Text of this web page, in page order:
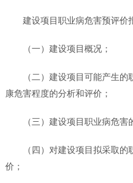
建设项目职业病危害预评价
（一）建设项目概况；
（二）建设项目可能产生
康危害程度的分析和评价；
（三）建设项目职业病危害
（四）对建设项目拟采取
价；